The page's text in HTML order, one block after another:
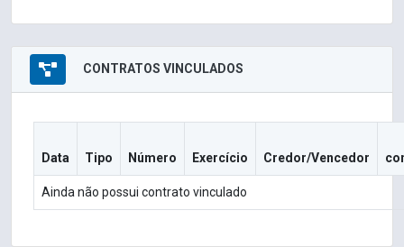
CONTRATOS VINCULADOS
Data Tipo Número Exercício Credor/Vencedor
Ainda não possui contrato vinculado